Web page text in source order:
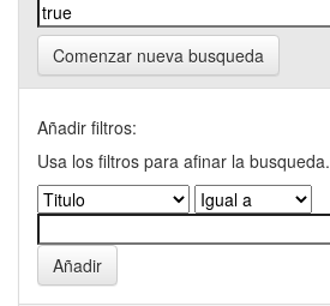
Comenzar nueva busqueda
Añadir filtros:
Usa los filtros para afinar la busqueda.